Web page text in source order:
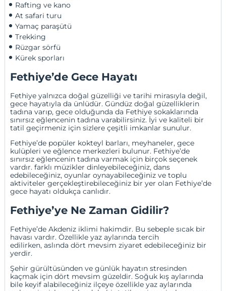
Rafting ve kano
At safari turu
Yamaç paraşütü
Trekking
Rüzgar sörfü
Kürek sporları
Fethiye’de Gece Hayatı
Fethiye yalnızca doğal güzelliği ve tarihi mirasıyla değil,
gece hayatıyla da ünlüdür. Gündüz doğal güzelliklerin
tadına varıp, gece olduğunda da Fethiye sokaklarında
sınırsız eğlencenin tadına varabilirsiniz. İyi ve kaliteli bir
tatil geçirmeniz için sizlere çeşitli imkanlar sunulur.
Fethiye’de popüler kokteyl barları, meyhaneler, gece
kulüpleri ve eğlence merkezleri bulunur. Fethiye’de
sınırsız eğlencenin tadına varmak için birçok seçenek
vardır. farklı müzikler dinleyebileceğiniz, dans
edebileceğiniz, oyunlar oynayabileceğiniz ve toplu
aktiviteler gerçekleştirebileceğiniz bir yer olan Fethiye’de
gece hayatı oldukça canlıdır.
Fethiye’ye Ne Zaman Gidilir?
Fethiye’de Akdeniz iklimi hakimdir. Bu sebeple sıcak bir
havası vardır. Özellikle yaz aylarında tercih
edilirken, aslında dört mevsim ziyaret edebileceğiniz bir
yerdir.
Şehir gürültüsünden ve günlük hayatın stresinden
kaçmak için dört mevsim güzeldir. Soğuk kış aylarında
bile keyif alabileceğiniz ilçeye özellikle yaz aylarında